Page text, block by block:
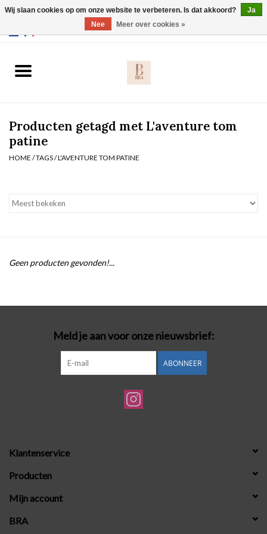
Slip
Body
Homewear
Producten getagd met L'aventure tom
patine
HOME /TAGS/L'AVENTURE TOM PATINE
Geen producten gevonden!...
Meld je aan voor onze nieuwsbrief:
ABONNEER
Klantenservice
Producten
Mijn account
BRA
Wij slaan cookies op om onze website te verbeteren. Is dat akkoord?
Ja
Nee
Meer over cookies »
Webshop werkt met EU maten. .